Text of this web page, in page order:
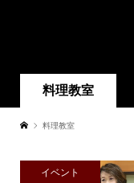
料理教室
料理教室
イベント